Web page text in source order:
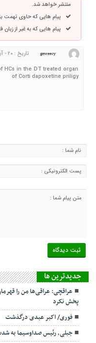
منتشر خواهد شد.
پیام هایی که حاوی تهمت
پیام هایی که به غیر از
geweecy
تاریخ : ۲۰ - آبان - ۱۴۰۳
in the DT treated organ
of Corti dapoxetine priligy
جديدترين ها
عراقچی: عراقی‌ها من را
پخش نکرد
فوری/ اکبر عبدی درگذشت
جبلی، رئیس صداوسیما به